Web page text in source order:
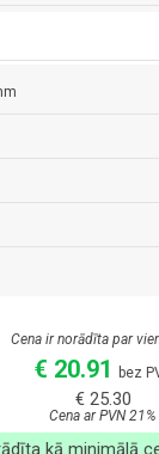
Cena ir norādīta par
€ 20.91 bez
€ 25.30
Cena ar PVN 21%
kā minimālā